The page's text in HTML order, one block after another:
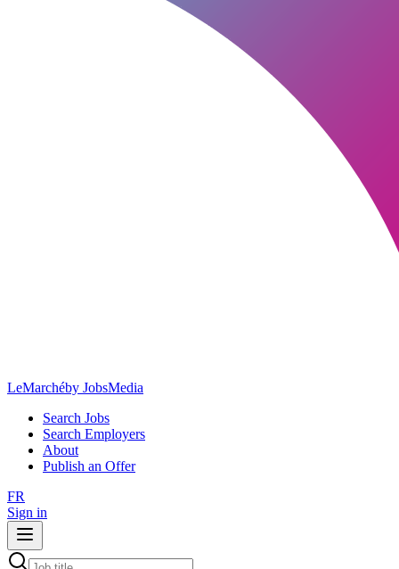
LeMarchéby JobsMedia
Search Jobs
Search Employers
About
Publish an Offer
FR
Sign in